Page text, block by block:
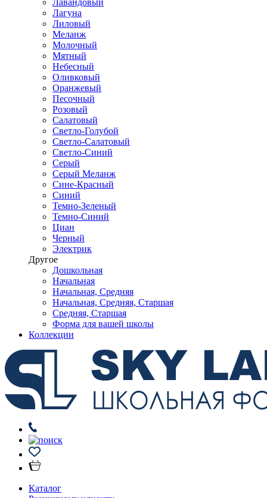
Лавандовый
Лагуна
Лиловый
Меланж
Молочный
Мятный
Небесный
Оливковый
Оранжевый
Песочный
Розовый
Салатовый
Светло-Голубой
Светло-Салатовый
Светло-Синий
Серый
Серый Меланж
Сине-Красный
Синий
Темно-Зеленый
Темно-Синий
Циан
Черный
Электрик
Другое
Дошкольная
Начальная
Начальная, Средняя
Начальная, Средняя, Старшая
Средняя, Старшая
Форма для вашей школы
Коллекции
Каталог